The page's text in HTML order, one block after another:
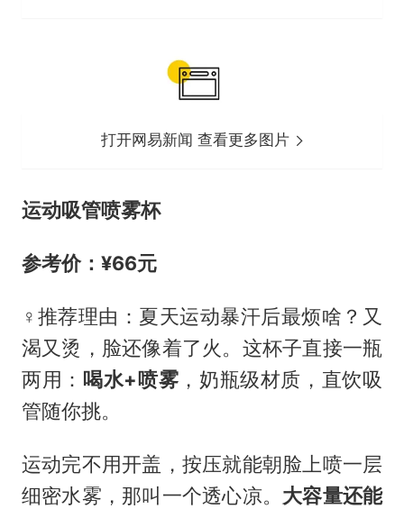
打开网易新闻 查看更多图片
运动吸管喷雾杯
参考价：¥66元
‍♀️推荐理由：夏天运动暴汗后最烦啥？又
渴又烫，脸还像着了火。这杯子直接一瓶
两用： 喝水+喷雾 ，奶瓶级材质，直饮吸
管随你挑。
运动完不用开盖，按压就能朝脸上喷一层
细密水雾，那叫一个透心凉。 大容量还能